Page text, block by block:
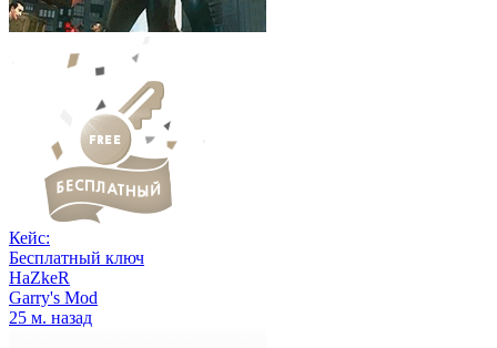
Кейс:
Бесплатный ключ
HaZkeR
Garry's Mod
25 м. назад